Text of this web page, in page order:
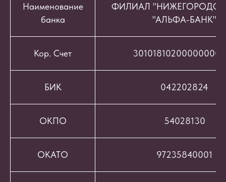
Наименование
банка
ФИЛИАЛ
"АЛЬФА-БАНК"
Кор. Счет
БИК 042202824
ОКПО 54028130
ОКАТО 97235840001